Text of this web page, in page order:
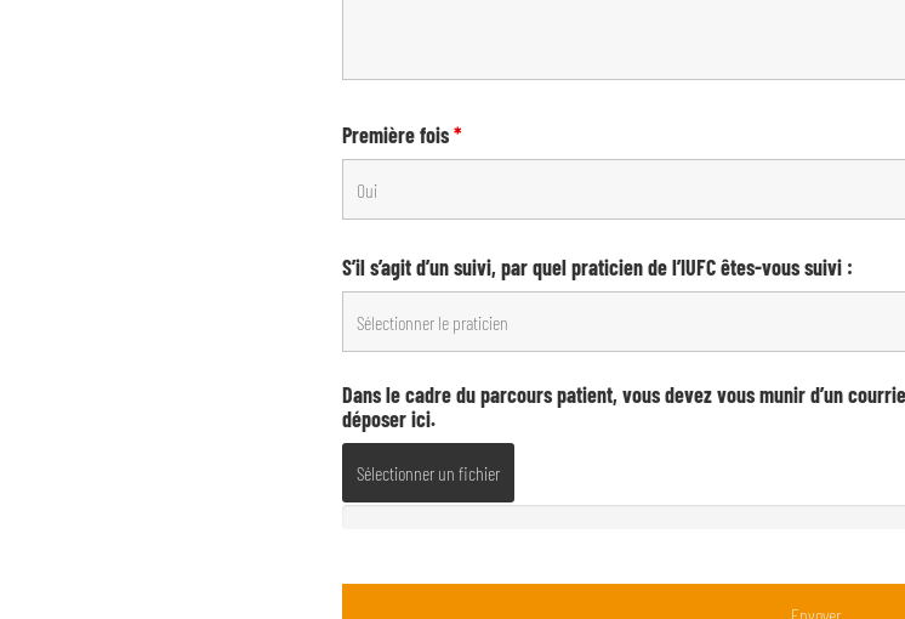
Première fois*
S’il s’agit d’un suivi, par quel praticien de l’IUFC êtes-vous suivi :
Dans le cadre du parcours patient, vous devez vous munir d’un
déposer ici.
Sélectionner un fichier